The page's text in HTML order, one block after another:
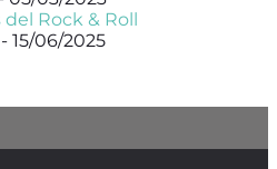
Rock & Roll
15/06/2025